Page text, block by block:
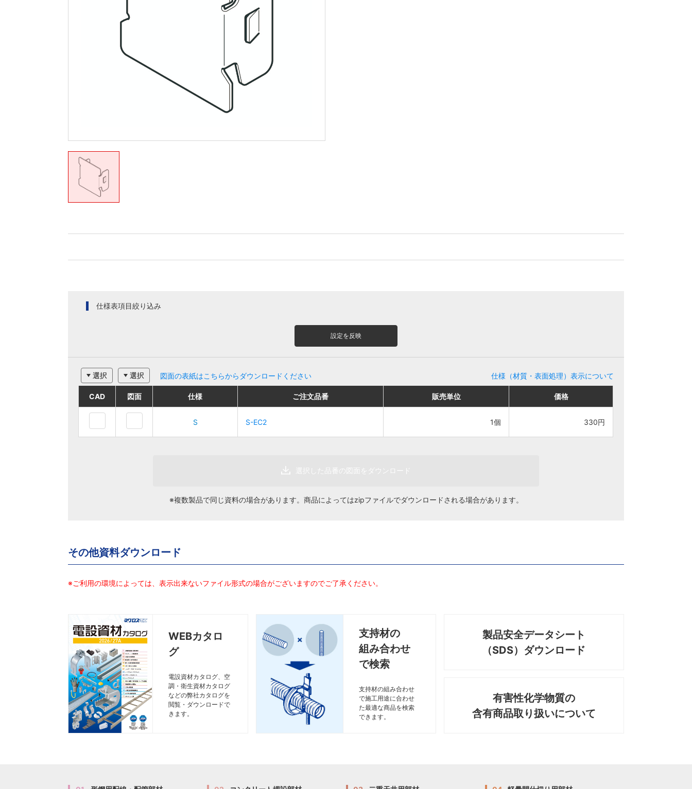
仕様表項目絞り込み
設定を反映
選択 選択 図面の表紙はこちらからダウンロードください 仕様（材質・表面処理）表示について
CAD 図面 ご注文品番 価格
S-EC2 1個
CAD 図面 仕様 ご注文品番 販売単位 価格
S S-EC2 1個 330円
CAD 図面 ご注文品番 価格
S-EC2 1個
CAD 図面 仕様 ご注文品番 販売単位 価格
S S-EC2 1個 330円
選択した品番の図面をダウンロード
※複数製品で同じ資料の場合があります。商品によってはzipファイルでダウンロードされる場合があります。
その他資料ダウンロード
※ご利用の環境によっては、表示出来ないファイル形式の場合がございますのでご了承ください。
WEBカタロ
グ
電設資材カタログ、空
調・衛生資材カタログ
などの弊社カタログを
閲覧・ダウンロードで
きます。
支持材の
組み合わせ
で検索
支持材の組み合わせ
で施工用途に合わせ
た最適な商品を検索
できます。
製品安全データシート
（SDS）ダウンロード
有害性化学物質の
含有商品取り扱いについて